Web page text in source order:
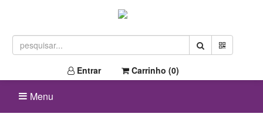
Entrar Carrinho (0)
Menu